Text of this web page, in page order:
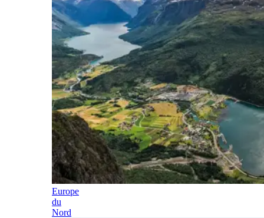
Europe
du
Nord